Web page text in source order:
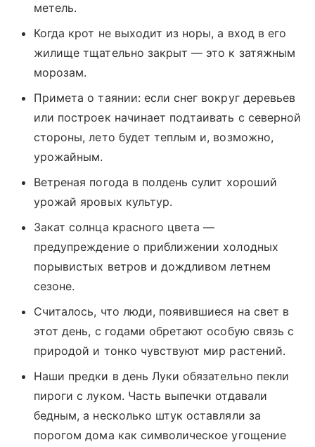
метель.
Когда крот не выходит из норы, а вход в его
жилище тщательно закрыт — это к затяжным
морозам.
Примета о таянии: если снег вокруг деревьев
или построек начинает подтаивать с северной
стороны, лето будет теплым и, возможно,
урожайным.
Ветреная погода в полдень сулит хороший
урожай яровых культур.
Закат солнца красного цвета —
предупреждение о приближении холодных
порывистых ветров и дождливом летнем
сезоне.
Считалось, что люди, появившиеся на свет в
этот день, с годами обретают особую связь с
природой и тонко чувствуют мир растений.
Наши предки в день Луки обязательно пекли
пироги с луком. Часть выпечки отдавали
бедным, а несколько штук оставляли за
порогом дома как символическое угощение